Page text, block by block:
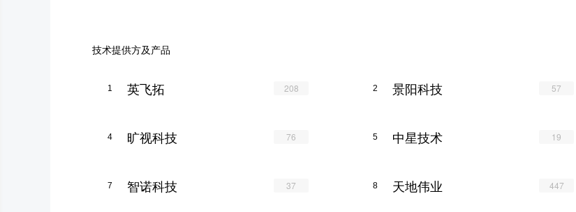
技术提供方及产品
1 英飞拓 208 2 景阳科技 57
4 旷视科技 76 5 中星技术 19
7 智诺科技 37 8 天地伟业 447